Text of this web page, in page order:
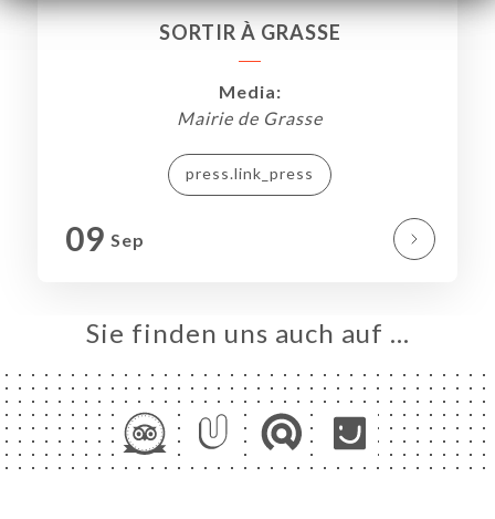
SORTIR À GRASSE
Media:
Mairie de Grasse
press.link_press
Sep
09
Sie finden uns auch auf …